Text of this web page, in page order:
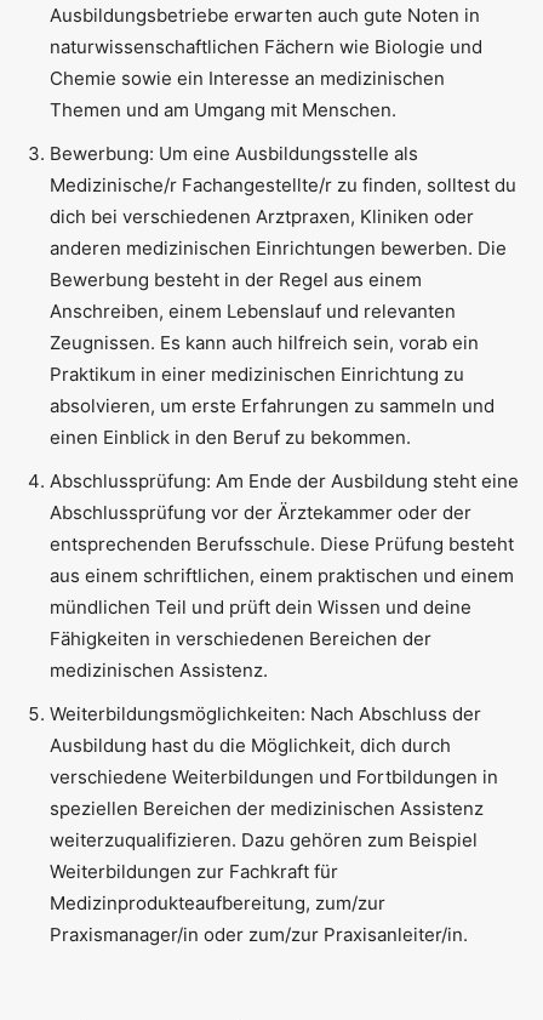
Ausbildungsbetriebe erwarten auch gute Noten in
naturwissenschaftlichen Fächern wie Biologie und
Chemie sowie ein Interesse an medizinischen
Themen und am Umgang mit Menschen.
Bewerbung: Um eine Ausbildungsstelle als
Medizinische/r Fachangestellte/r zu finden, solltest du
dich bei verschiedenen Arztpraxen, Kliniken oder
anderen medizinischen Einrichtungen bewerben. Die
Bewerbung besteht in der Regel aus einem
Anschreiben, einem Lebenslauf und relevanten
Zeugnissen. Es kann auch hilfreich sein, vorab ein
Praktikum in einer medizinischen Einrichtung zu
absolvieren, um erste Erfahrungen zu sammeln und
einen Einblick in den Beruf zu bekommen.
Abschlussprüfung: Am Ende der Ausbildung steht eine
Abschlussprüfung vor der Ärztekammer oder der
entsprechenden Berufsschule. Diese Prüfung besteht
aus einem schriftlichen, einem praktischen und einem
mündlichen Teil und prüft dein Wissen und deine
Fähigkeiten in verschiedenen Bereichen der
medizinischen Assistenz.
Weiterbildungsmöglichkeiten: Nach Abschluss der
Ausbildung hast du die Möglichkeit, dich durch
verschiedene Weiterbildungen und Fortbildungen in
speziellen Bereichen der medizinischen Assistenz
weiterzuqualifizieren. Dazu gehören zum Beispiel
Weiterbildungen zur Fachkraft für
Medizinprodukteaufbereitung, zum/zur
Praxismanager/in oder zum/zur Praxisanleiter/in.